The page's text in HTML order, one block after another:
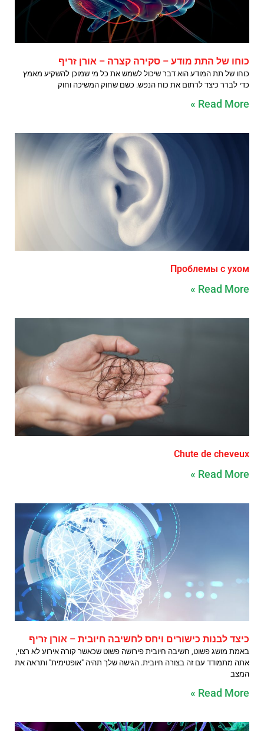
כוחו של התת מודע – סקירה קצרה – אורן זריף
כוחו של תת המודע הוא דבר שיכול לשמש את כל מי שמוכן להשקיע מאמץ
כדי לברר כיצד לרתום את כוח הנפש. כשם שחוק המשיכה וחוק
Read More »
Проблемы с ухом
Read More »
Chute de cheveux
Read More »
כיצד לבנות כישורים ויחס לחשיבה חיובית – אורן זריף
באמת מושג פשוט, חשיבה חיובית פירושה פשוט שכאשר קורה אירוע לא רצוי,
אתה מתמודד עם זה בצורה חיובית. הגישה שלך תהיה "אופטימית" ותראה את
המצב
Read More »